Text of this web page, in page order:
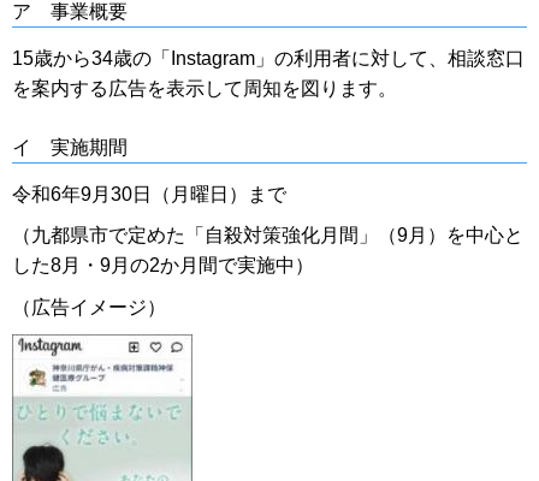
ア 事業概要
15歳から34歳の「Instagram」の利用者に対して、相談窓口
を案内する広告を表示して周知を図ります。
イ 実施期間
令和6年9月30日（月曜日）まで
（九都県市で定めた「自殺対策強化月間」（9月）を中心と
した8月・9月の2か月間で実施中）
（広告イメージ）